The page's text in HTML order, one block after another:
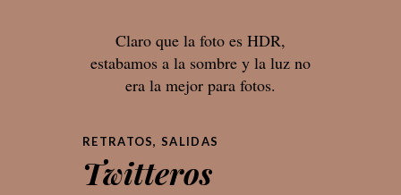
Claro que la foto es HDR,
estabamos a la sombre y la luz no
era la mejor para fotos.
RETRATOS,SALIDAS
Twitteros